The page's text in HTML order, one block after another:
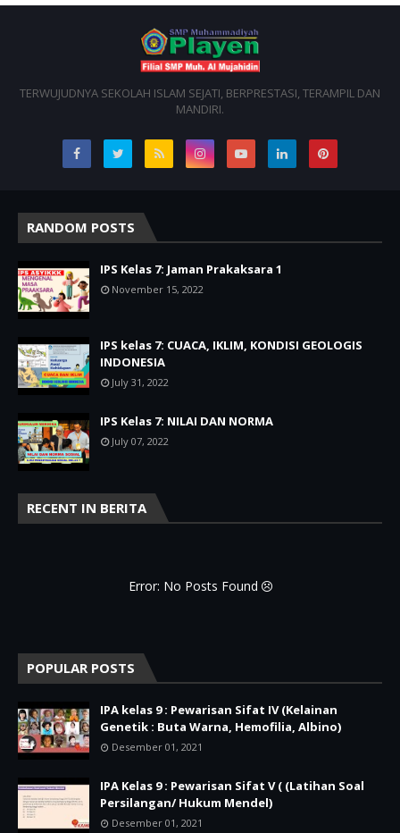
TERWUJUDNYA SEKOLAH ISLAM SEJATI, BERPRESTASI, TERAMPIL DAN
MANDIRI.
RANDOM POSTS
IPS Kelas 7: Jaman Prakaksara 1
November 15, 2022
IPS kelas 7: CUACA, IKLIM, KONDISI GEOLOGIS
INDONESIA
July 31, 2022
IPS Kelas 7: NILAI DAN NORMA
July 07, 2022
RECENT IN BERITA
Error: No Posts Found
POPULAR POSTS
IPA kelas 9 : Pewarisan Sifat IV (Kelainan
Genetik : Buta Warna, Hemofilia, Albino)
Desember 01, 2021
IPA Kelas 9 : Pewarisan Sifat V ( (Latihan Soal
Persilangan/ Hukum Mendel)
Desember 01, 2021